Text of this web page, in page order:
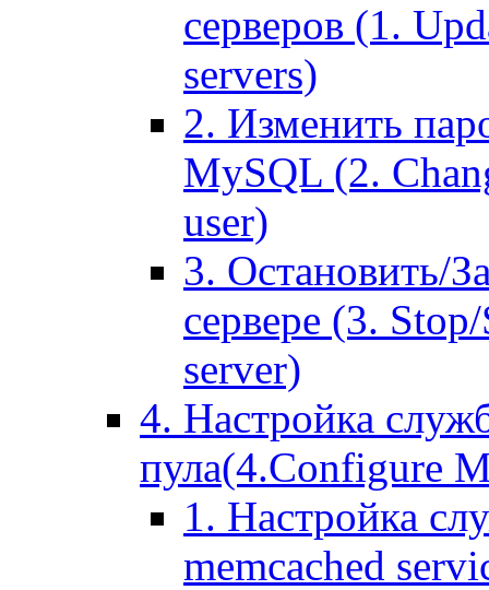
серверов (1.
servers)
2. Изменить
MySQL (2.
user)
3. Остановить/
сервере (3.
server)
4. Настройка
пула(4.Configure
1. Настройка
memcached